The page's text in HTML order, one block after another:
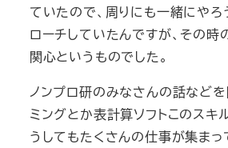
ていたので、周りにも一緒にや
ローチしていたんですが、その
関心というものでした。
ノンプロ研のみなさんの話などを
ミングとか表計算ソフトこのスキ
うしてもたくさんの仕事が集ま